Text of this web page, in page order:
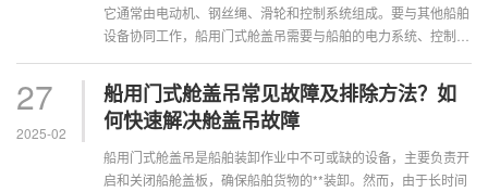
它通常由电动机、钢丝绳、滑轮和控制系统组成。要与其他船舶
设备协同工作，船用门式舱盖吊需要与船舶的电力系统、控制系
27
2025-02
船用门式舱盖吊常见故障及排除方法？如
何快速解决舱盖吊故障
船用门式舱盖吊是船舶装卸作业中不可或缺的设备，主要负责开
启和关闭船舱盖板，确保船舶货物的**装卸。然而，由于长时间